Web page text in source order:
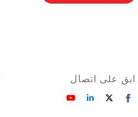
ابق على اتصال